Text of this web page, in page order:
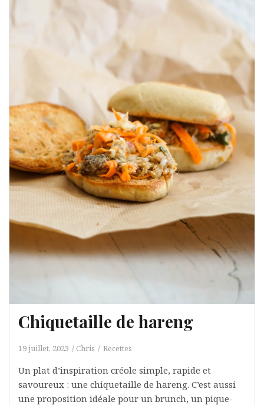
Chiquetaille de hareng
19 juillet, 2023 Chris Recettes
Un plat d’inspiration créole simple, rapide et
savoureux : une chiquetaille de hareng. C’est aussi
une proposition idéale pour un brunch, un pique-